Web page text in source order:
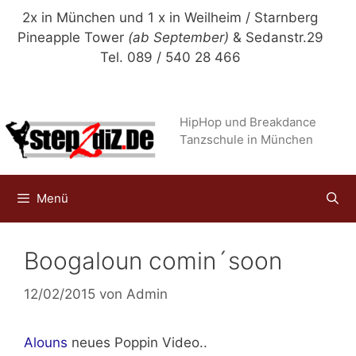
Zum
Inhalt
2x in München und 1 x in Weilheim / Starnberg
Pineapple Tower (ab September) & Sedanstr.29
Tel. 089 / 540 28 466
HipHop und Breakdance
Tanzschule in München
Menü
Boogaloun comin´soon
12/02/2015 von Admin
Alouns neues Poppin Video..